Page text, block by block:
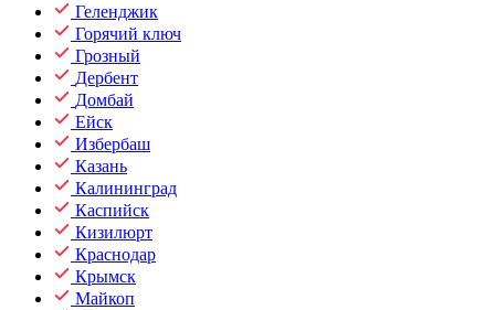
Геленджик
Горячий ключ
Грозный
Дербент
Домбай
Ейск
Избербаш
Казань
Калининград
Каспийск
Кизилюрт
Краснодар
Крымск
Майкоп